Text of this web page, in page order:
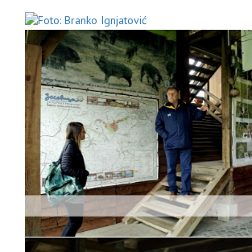
GALERIJA